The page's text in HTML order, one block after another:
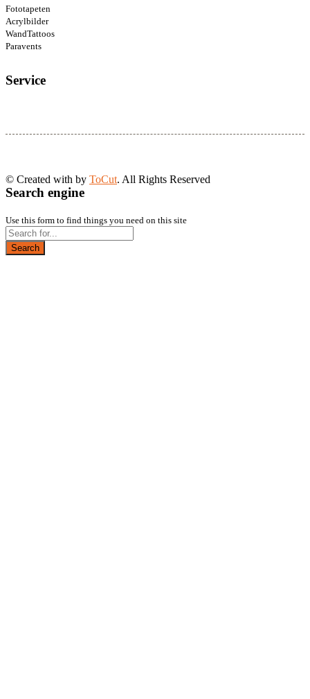
Fototapeten
Acrylbilder
WandTattoos
Paravents
Service
© Created with by ToCut. All Rights Reserved
Search engine
Use this form to find things you need on this site
Search